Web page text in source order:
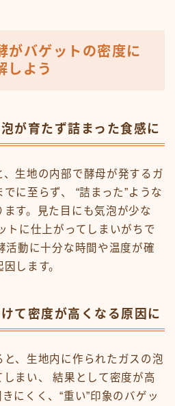
がバゲットの密度に
しよう
が育たず詰まった食感に
生地の内部で酵母が発するガ
に至らず、 “詰まった”ような
す。見た目にも気泡が少な
トに仕上がってしまいがちで
活動に十分な時間や温度が確
します。
て密度が高くなる原因に
、生地内に作られたガスの泡
まい、 結果として密度が高
にくく、“重い”印象のバゲッ